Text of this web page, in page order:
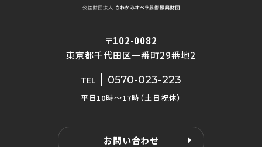
〒102-0082
東京都千代田区一番町29番地2
TEL 0570-023-223
平日10時〜17時（土日祝休）
お問い合わせ